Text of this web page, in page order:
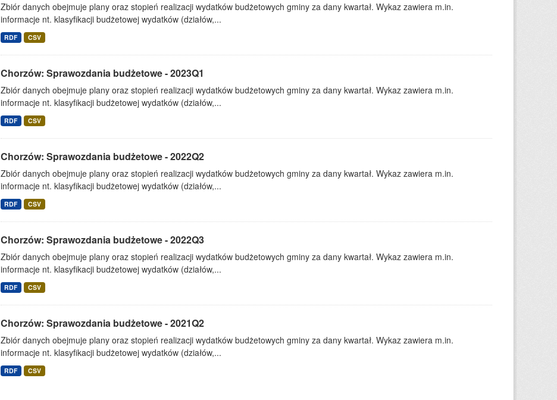
Zbiór danych obejmuje plany oraz stopień realizacji wydatków budżetowych gminy za dany kwartał. Wykaz zawiera m.in.
informacje nt. klasyfikacji budżetowej wydatków (działów,...
RDF CSV
Chorzów: Sprawozdania budżetowe - 2023Q1
Zbiór danych obejmuje plany oraz stopień realizacji wydatków budżetowych gminy za dany kwartał. Wykaz zawiera m.in.
informacje nt. klasyfikacji budżetowej wydatków (działów,...
RDF CSV
Chorzów: Sprawozdania budżetowe - 2022Q2
Zbiór danych obejmuje plany oraz stopień realizacji wydatków budżetowych gminy za dany kwartał. Wykaz zawiera m.in.
informacje nt. klasyfikacji budżetowej wydatków (działów,...
RDF CSV
Chorzów: Sprawozdania budżetowe - 2022Q3
Zbiór danych obejmuje plany oraz stopień realizacji wydatków budżetowych gminy za dany kwartał. Wykaz zawiera m.in.
informacje nt. klasyfikacji budżetowej wydatków (działów,...
RDF CSV
Chorzów: Sprawozdania budżetowe - 2021Q2
Zbiór danych obejmuje plany oraz stopień realizacji wydatków budżetowych gminy za dany kwartał. Wykaz zawiera m.in.
informacje nt. klasyfikacji budżetowej wydatków (działów,...
RDF CSV